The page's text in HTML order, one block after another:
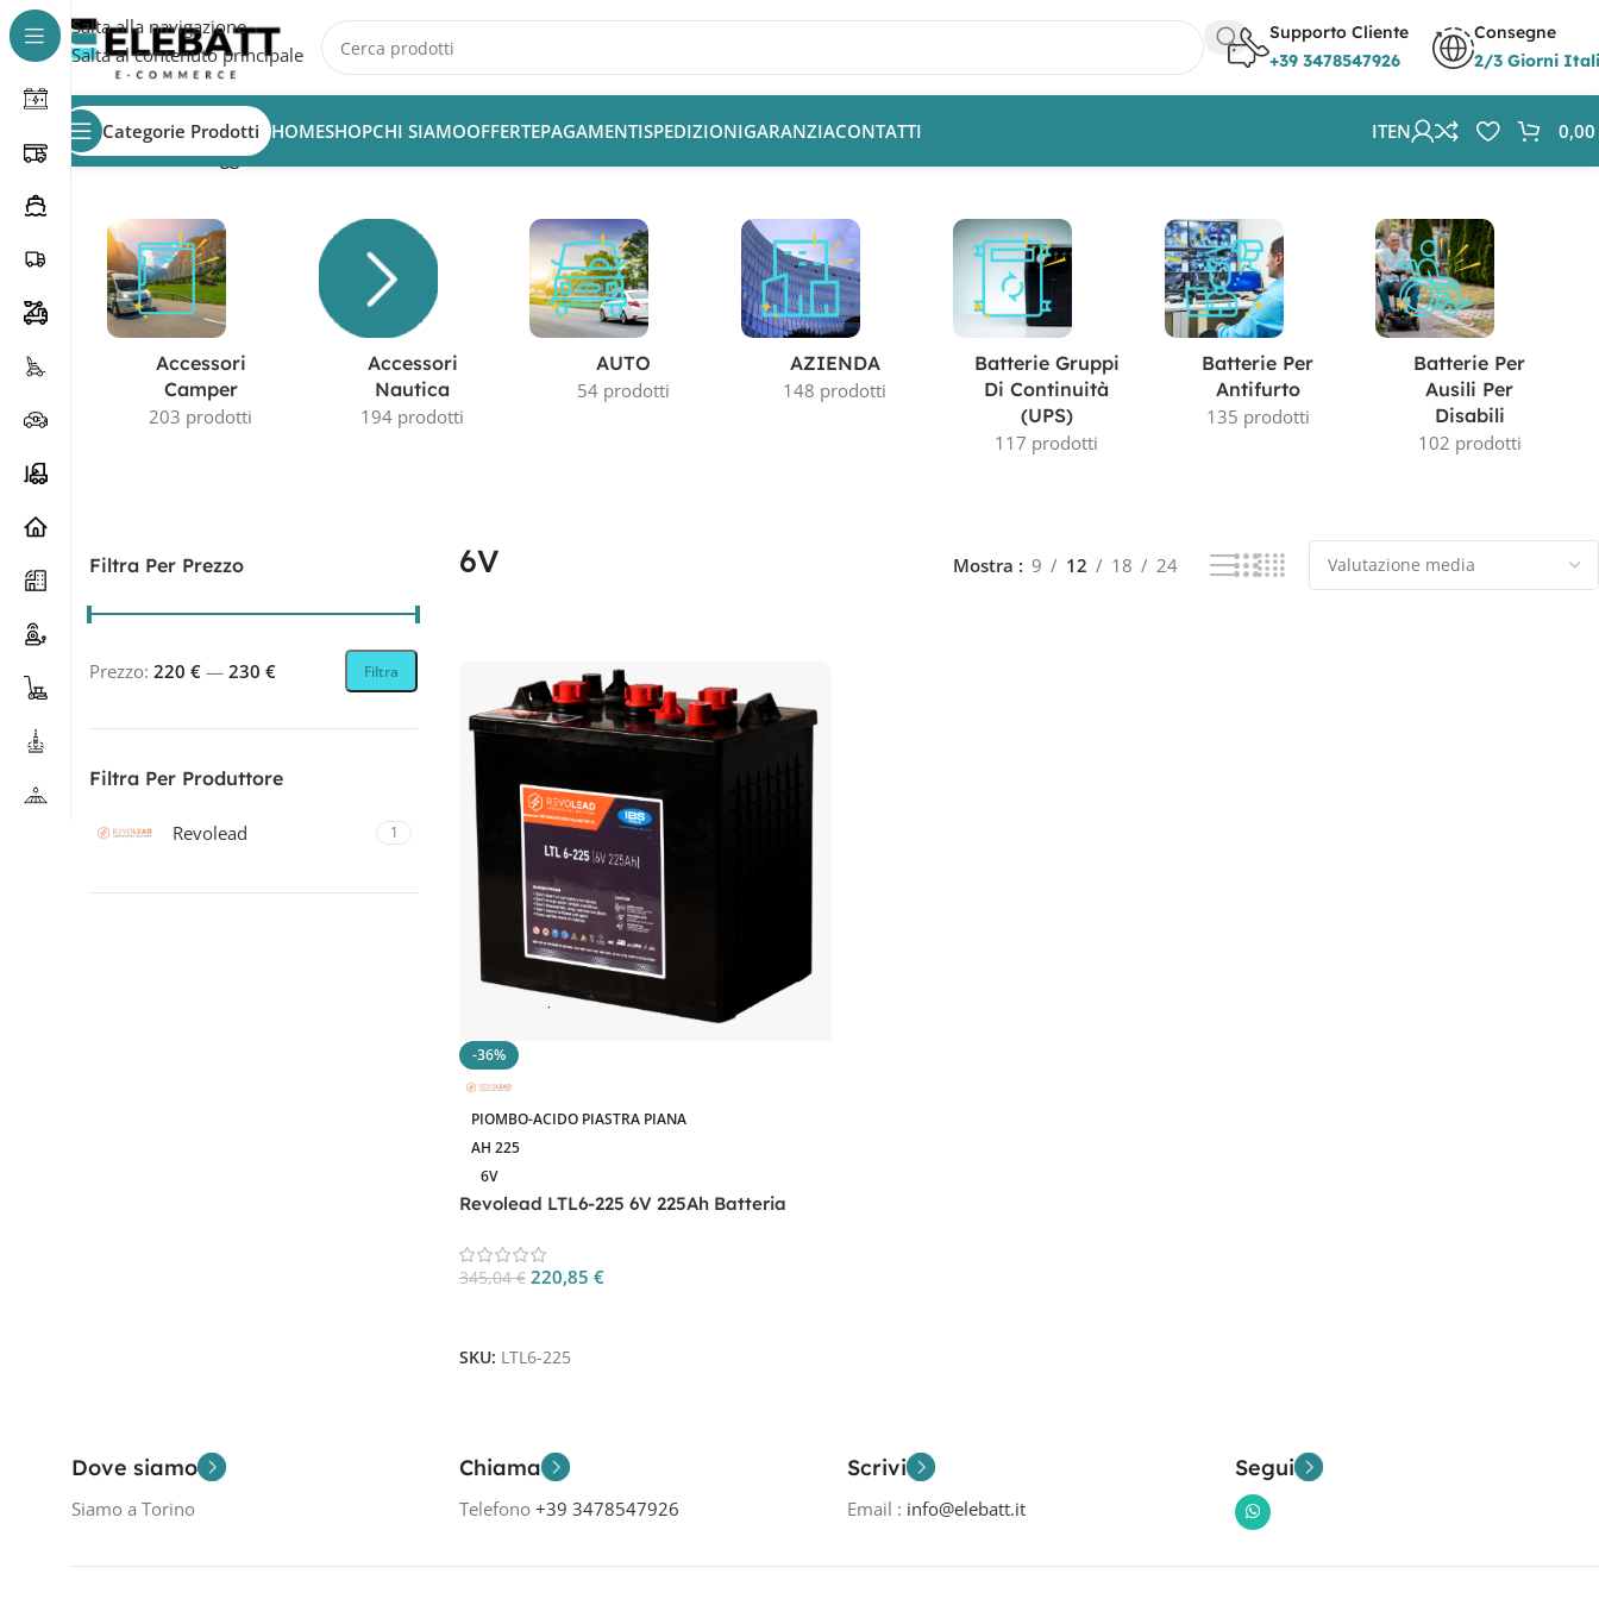
Salta alla navigazione
Salta al contenuto principale
Supporto Cliente
+39 3478547926
Consegne
2/3 Giorni
Categorie Prodotti HOMESHOPCHI SIAMOOFFERTEPAGAMENTISPEDIZIONIGARANZIACONTATTI ITEN
0,00
Home/Prodotti taggati “6V”
Accessori
Camper
203 prodotti
Accessori
Nautica
194 prodotti
AUTO
54 prodotti
AZIENDA
148 prodotti
Batterie Gruppi
Di Continuità
(UPS)
117 prodotti
Batterie Per
Antifurto
135 prodotti
Batterie Per
Ausili Per
Disabili
102 prodotti
Filtra Per Prezzo
Filtra
Prezzo: 220 € — 230 €
Filtra Per Produttore
Revolead 1
6V Mostra 9 12 18 24
-36%
PIOMBO-ACIDO PIASTRA PIANA
AH 225
6V
Revolead LTL6-225 6V 225Ah Batteria
345,04€ 220,85 €
SKU: LTL6-225
Dove siamo
Siamo a Torino
Chiama
Telefono +39 3478547926
Scrivi
Email : info@elebatt.it
Segui